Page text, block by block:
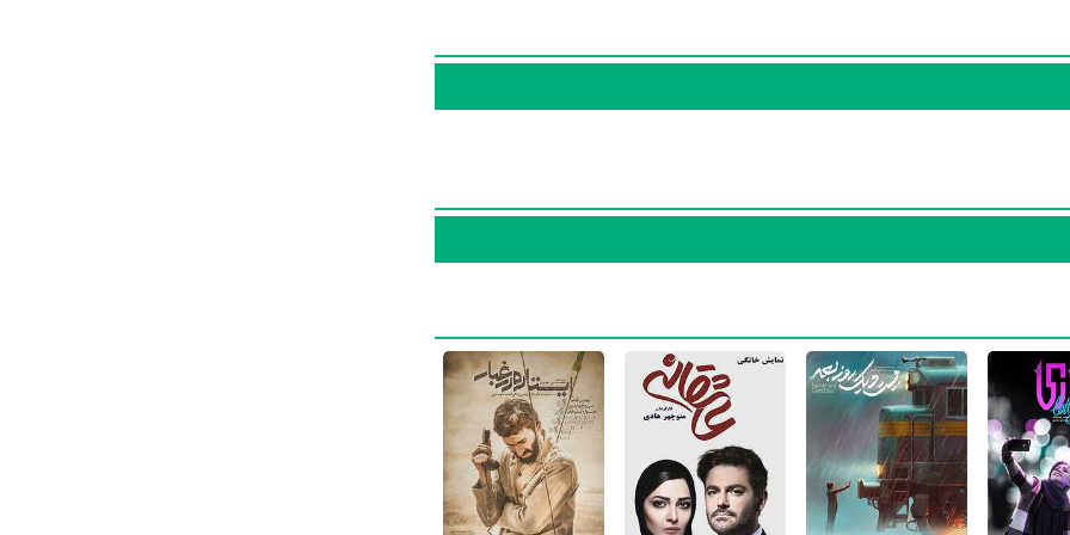
فعالیت در
به عنوان مسئول هنروران ، فعالیت درسریال دردسرهای عظیمبه عنوان مسئول
در
را میان اهالی فضای تلویزیون مطرح کند. فارا بخشی نژاد توانست با فعالیت در
در کنار بازیگران بزرگ و باتجربه‌ای نظیرمحسن تنابنده،ریما رامین‌فر،علیرضا خمسه
ایران 2 نیز فعالیت داشته است. فارا بخشی نژاد این‌بار با برزو نیک‌نژادیعنی
محمدرضا گلزار ،سحر دولتشاهیوسارا بهرامی
همکاری داشت.
مدت زمان فعالیت خود، هم در تلویزیون و هم در سینما حضور داشته است. فارا
بخشی نژاد را باید بیشتر مسئول هنروران سینما بدانیم چرا که 56% آثار وی سینمایی و 44% آثارش تلویزیونی است. در واقع فارا بخشی نژاد از مجموع
نیمروز 2: رد خون ،فیلم مجبوریم فیلم شبی که ماه کامل شد ،فیلم رحمان 1400 ،فیلم